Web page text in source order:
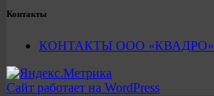
Контакты
КОНТАКТЫ ООО «КВАДРО»
Сайт работает на WordPress